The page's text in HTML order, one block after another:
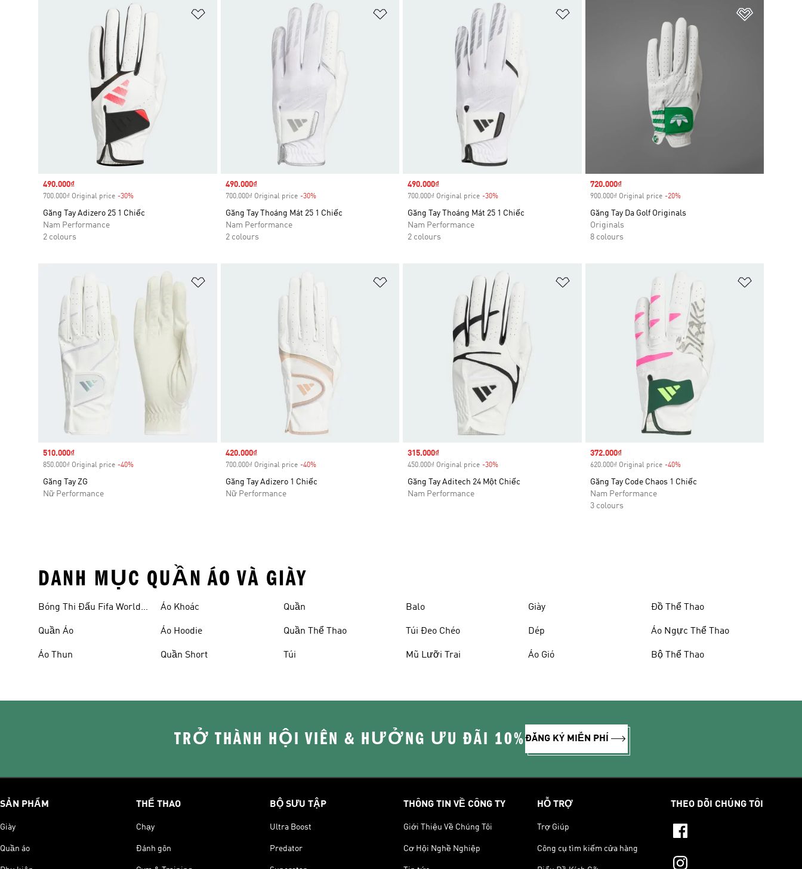
Sale price
490.000₫
700.000₫ Original price -30%
Găng Tay Adizero 25 1 Chiếc
Nam Performance
2 colours
Sale price
490.000₫
700.000₫ Original price -30%Discount
Găng Tay Thoáng Mát 25 1 Chiếc
Nam Performance
2 colours
Sale price
490.000₫
700.000₫ Original price -30%
Găng Tay Thoáng Mát 25 1 Chiếc
Nam Performance
2 colours
Sale price
720.000₫
900.000₫ Original price -20%Discount
Găng Tay Da Golf Originals
Originals
8 colours
Sale price
510.000₫
850.000₫ Original price -40%
Găng Tay ZG
Nữ Performance
Sale price
420.000₫
700.000₫ Original price -40%Discount
Găng Tay Adizero 1 Chiếc
Nữ Performance
Sale price
315.000₫
450.000₫ Original price -30%
Găng Tay Aditech 24 Một Chiếc
Nam Performance
Sale price
372.000₫
620.000₫ Original price -40%Discount
Găng Tay Code Chaos 1 Chiếc
Nam Performance
3 colours
DANH MỤC QUẦN ÁO VÀ GIÀY
Bóng Thi Đấu Fifa World
Quần Áo
Áo Thun
Áo Khoác
Áo Hoodie
Quần Short
Quần
Quần Thể Thao
Túi
Balo
Túi Đeo Chéo
Mũ Lưỡi Trai
Giày
Dép
Áo Gió
Đồ Thể Thao
Áo Ngực Thể Thao
Bộ Thể Thao
TRỞ THÀNH HỘI VIÊN & HƯỞNG ƯU ĐÃI 10% ĐĂNG KÝ MIỄN PHÍ
SẢN PHẨM
Giày
Quần áo
THỂ THAO
Chạy
Đánh gôn
BỘ SƯU TẬP
Ultra Boost
Predator
THÔNG TIN VỀ CÔNG TY
Giới Thiệu Về Chúng Tôi
Cơ Hội Nghề Nghiệp
HỖ TRỢ
Trợ Giúp
Công cụ tìm kiếm cửa hàng
THEO DÕI CHÚNG TÔI